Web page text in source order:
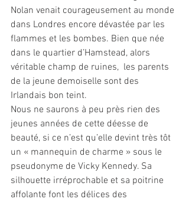
Nolan venait courageusement au monde
dans Londres encore dévastée par les
flammes et les bombes. Bien que née
dans le quartier d’Hamstead, alors
véritable champ de ruines,  les parents
de la jeune demoiselle sont des
Irlandais bon teint.
Nous ne saurons à peu près rien des
jeunes années de cette déesse de
beauté, si ce n’est qu’elle devint très tôt
un « mannequin de charme » sous le
pseudonyme de Vicky Kennedy. Sa
silhouette irréprochable et sa poitrine
affolante font les délices des